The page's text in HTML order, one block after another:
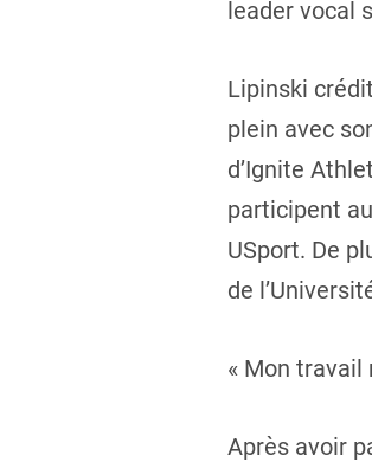
leader vocal
Lipinski
plein avec
d’Ignite
participent
USport. De
de
« Mon
Après avoir